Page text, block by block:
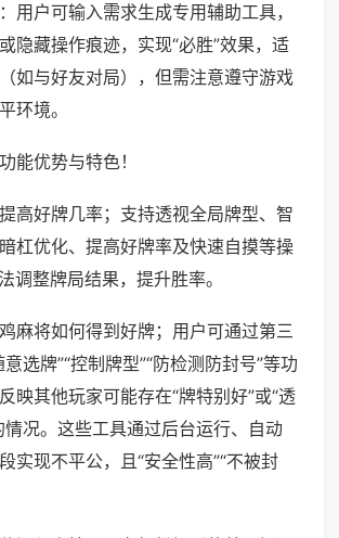
用户可输入需求生成专用辅助工具，
隐藏操作痕迹，实现“必胜”效果，适
如与好友对局），但需注意遵守游戏
环境。
能优势与特色！
高好牌几率；支持透视全局牌型、智
杠优化、提高好牌率及快速自摸等操
调整牌局结果，提升胜率。
麻将如何得到好牌；用户可通过第三
选牌”“控制牌型”“防检测防封号”等功
映其他玩家可能存在“牌特别好”或“透
情况。这些工具通过后台运行、自动
实现不平公，且“安全性高”“不被封